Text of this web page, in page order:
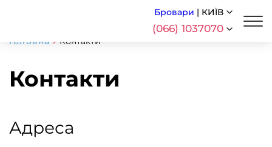
Бровари | КИЇВ
(066) 1037070
Головна Контакти
Контакти
Адреса